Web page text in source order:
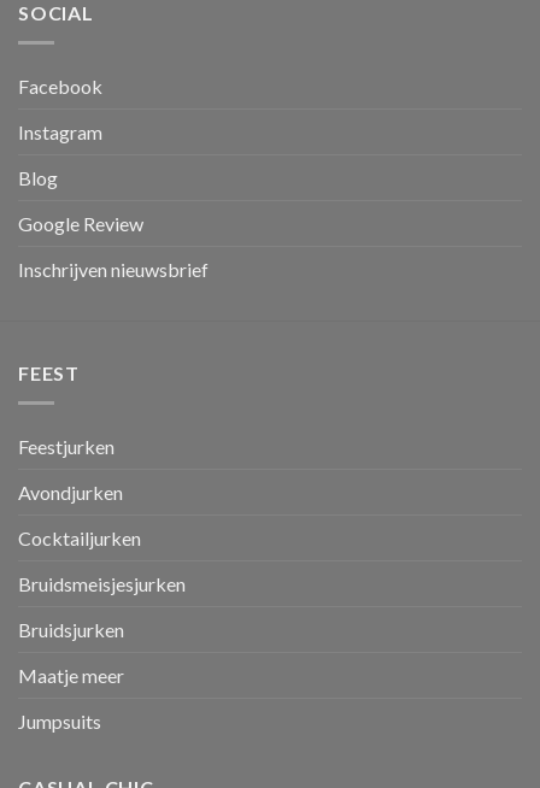
SOCIAL
Facebook
Instagram
Blog
Google Review
Inschrijven nieuwsbrief
FEEST
Feestjurken
Avondjurken
Cocktailjurken
Bruidsmeisjesjurken
Bruidsjurken
Maatje meer
Jumpsuits